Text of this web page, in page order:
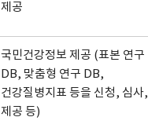
제공
국민건강정보 제공 (표본 연구
DB, 맞춤형 연구 DB,
건강질병지표 등을 신청, 심사,
제공 등)